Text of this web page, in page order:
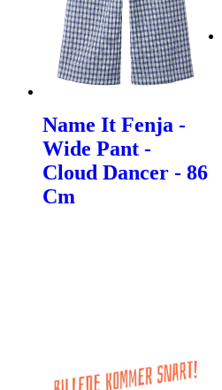
Name It Fenja -
Wide Pant -
Cloud Dancer - 86
Cm